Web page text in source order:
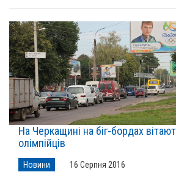
На Черкащині на біг-бордах
олімпійців
Новини 16 Серпня 2016